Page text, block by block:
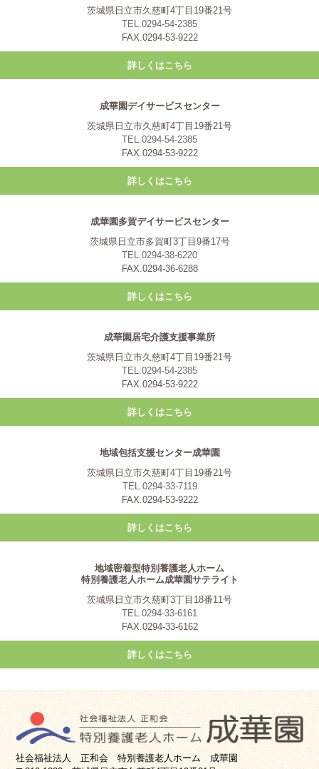
茨城県日立市久慈町4丁目19番21号
TEL.0294-54-2385
FAX.0294-53-9222
詳しくはこちら
成華園デイサービスセンター
茨城県日立市久慈町4丁目19番21号
TEL.0294-54-2385
FAX.0294-53-9222
詳しくはこちら
成華園多賀デイサービスセンター
茨城県日立市多賀町3丁目9番17号
TEL.0294-38-6220
FAX.0294-36-6288
詳しくはこちら
成華園居宅介護支援事業所
茨城県日立市久慈町4丁目19番21号
TEL.0294-54-2385
FAX.0294-53-9222
詳しくはこちら
地域包括支援センター成華園
茨城県日立市久慈町4丁目19番21号
TEL.0294-33-7119
FAX.0294-53-9222
詳しくはこちら
地域密着型特別養護老人ホーム
特別養護老人ホーム成華園サテライト
茨城県日立市久慈町3丁目18番11号
TEL.0294-33-6161
FAX.0294-33-6162
詳しくはこちら
社会福祉法人 正和会 特別養護老人ホーム 成華園